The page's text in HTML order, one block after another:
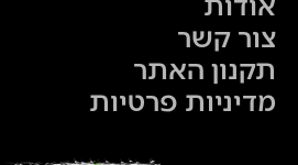
צור קשר
תקנון האתר
מדיניות פרטיות